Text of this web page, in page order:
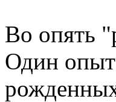
Во опять
Один